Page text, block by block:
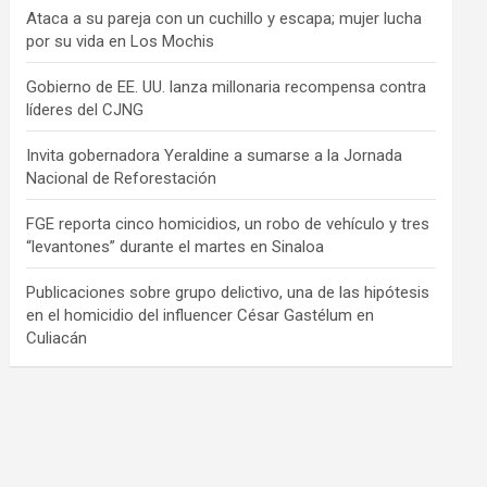
Ataca a su pareja con un cuchillo y escapa; mujer lucha
por su vida en Los Mochis
Gobierno de EE. UU. lanza millonaria recompensa contra
líderes del CJNG
Invita gobernadora Yeraldine a sumarse a la Jornada
Nacional de Reforestación
FGE reporta cinco homicidios, un robo de vehículo y tres
“levantones” durante el martes en Sinaloa
Publicaciones sobre grupo delictivo, una de las hipótesis
en el homicidio del influencer César Gastélum en
Culiacán